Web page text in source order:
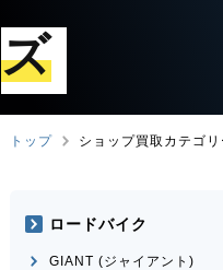
ズ
トップ ショップ買取カテゴリ
ロードバイク
GIANT (ジャイアント)